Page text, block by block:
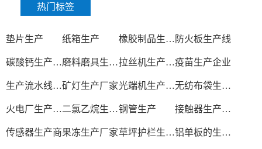
热门标签
垫片生产 纸箱生产 橡胶制品生产厂 防火板生产线
碳酸钙生产设备 磨料磨具生产厂家 拉丝机生产厂家疫苗生产企业
生产流水线设备矿灯生产厂家 光端机生产厂家 无纺布袋生产厂家
火电厂生产过程 二氯乙烷生产厂家钢管生产 接触器生产厂家
传感器生产商果冻生产厂家 草坪护栏生产厂家 铝单板的生产厂家